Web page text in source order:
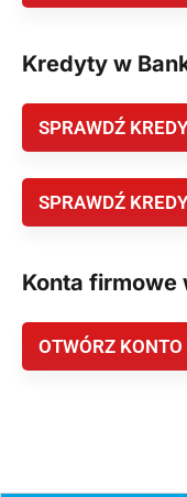
Kredyty w
SPRAWDŹ
SPRAWDŹ
Konta firmowe
OTWÓRZ